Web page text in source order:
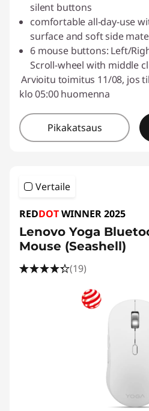
silent buttons
comfortable all-day-use
surface and soft side
6 mouse buttons: Left/
Scroll-wheel with middle
Arvioitu toimitus 11/08, jos
klo 05:00 huomenna
Pikakatsaus
Vertaile
REDDOTWINNER 2025
Lenovo Yoga
Mouse (Seashell)
(19)